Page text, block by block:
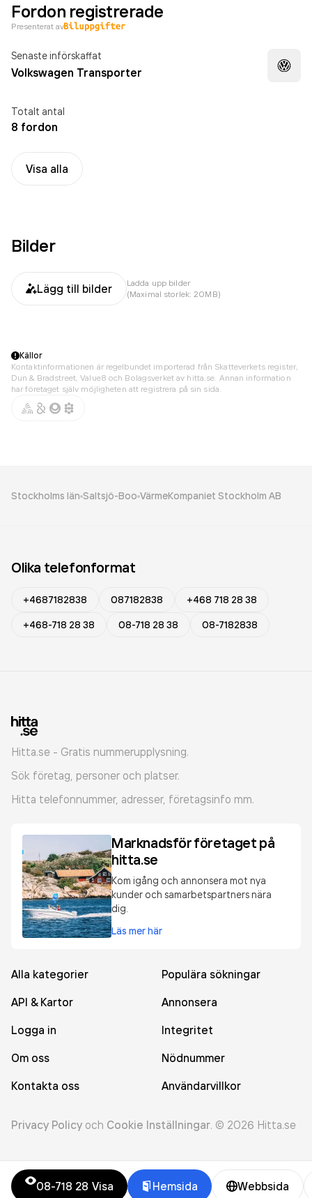
08-718 28 Visa Hemsida Webbsida
Fordon registrerade
Presenterat av
Senaste införskaffat
Volkswagen Transporter
Totalt antal
8 fordon
Visa alla
Bilder
Lägg till bilder
Ladda upp bilder
(Maximal storlek: 20MB)
Källor
Kontaktinformationen är regelbundet importerad från Skatteverkets register,
Dun & Bradstreet, Value8 och Bolagsverket av hitta.se. Annan information
har företaget själv möjligheten att registrera på sin sida.
Stockholms län Saltsjö-Boo VärmeKompaniet Stockholm AB
Olika telefonformat
+4687182838 087182838
+468 718 28 38
+468-718 28 38
08-718 28 38 08-7182838
Hitta.se - Gratis nummerupplysning.
Sök företag, personer och platser.
Hitta telefonnummer, adresser, företagsinfo mm.
Marknadsför företaget på
hitta.se
Kom igång och annonsera mot nya
kunder och samarbetspartners nära
dig.
Läs mer här
Alla kategorier
Populära sökningar
API & Kartor
Annonsera
Logga in
Integritet
Om oss
Nödnummer
Kontakta oss
Användarvillkor
Privacy Policy och Cookie Inställningar. © 2026 Hitta.se